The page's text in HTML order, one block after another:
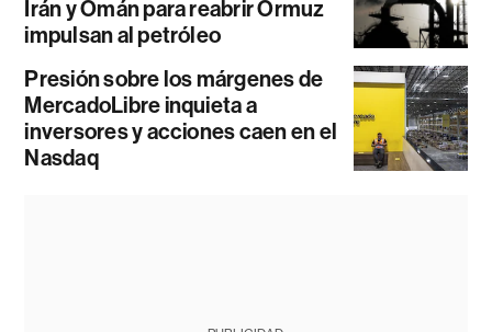
Irán y Omán para reabrir Ormuz
impulsan al petróleo
Presión sobre los márgenes de
MercadoLibre inquieta a
inversores y acciones caen en el
Nasdaq